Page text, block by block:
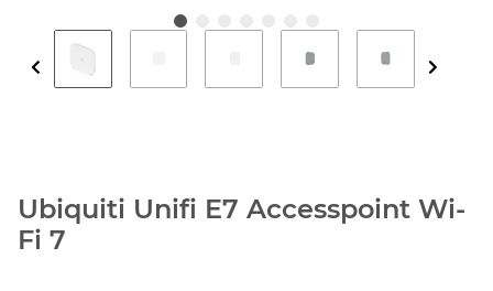
Ubiquiti Unifi E7 Accesspoint Wi-
Fi 7